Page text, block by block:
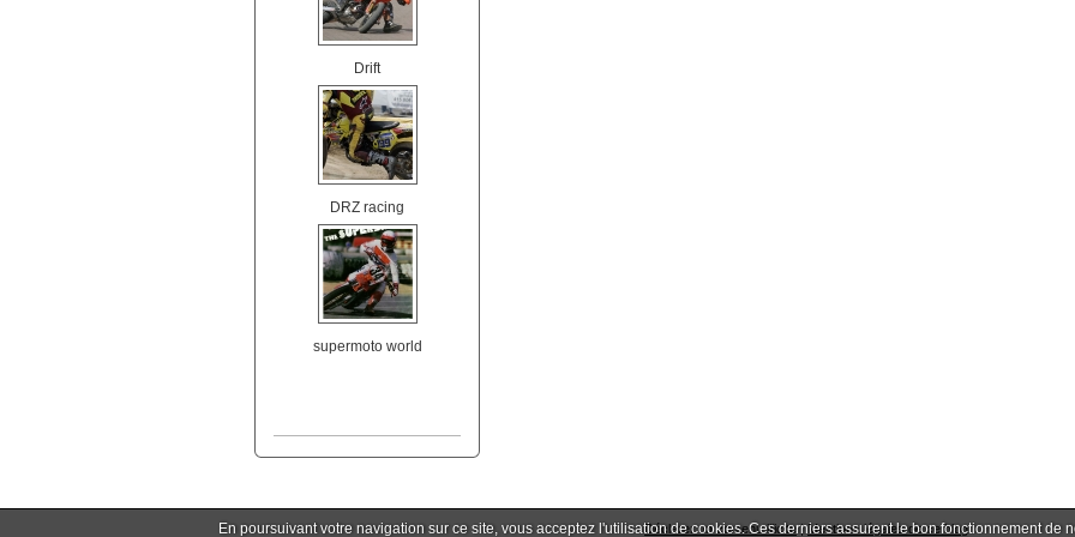
En poursuivant votre navigation sur ce site, vous acceptez l'utilisation de cookies. Ces derniers assurent le bon fonctionnement de
Drift
DRZ racing
supermoto world
Déclarer un contenu illicite|Mentions légales de ce blog